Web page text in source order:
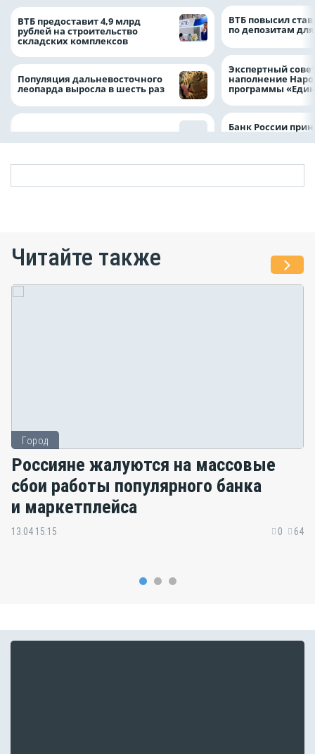
ВТБ предоставит 4,9 млрд
рублей на строительство
складских комплексов
Популяция дальневосточного
леопарда выросла в шесть раз
ВТБ повысил
по депозитам
Экспертный
наполнение
программы
Банк России
Читайте также
Город
Россияне жалуются на массовые
сбои работы популярного банка
и маркетплейса
13.04 15:15 0 64